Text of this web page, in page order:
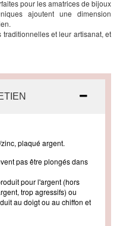
pour les amatrices de bijoux
ajoutent une dimension
et leur artisanat, et
plaqué argent.
pas être plongés dans
pour l'argent (hors
trop agressifs) ou
au doigt ou au chiffon et